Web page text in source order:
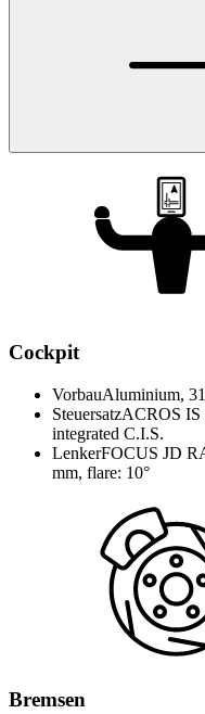
Cockpit
VorbauAluminium,
SteuersatzACROS IS
integrated C.I.S.
LenkerFOCUS JD
mm, flare: 10°
Bremsen